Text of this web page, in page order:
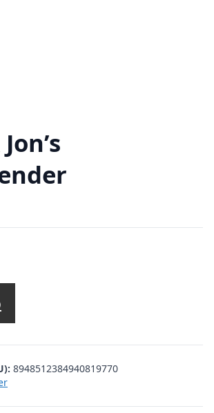
8948512384940819770